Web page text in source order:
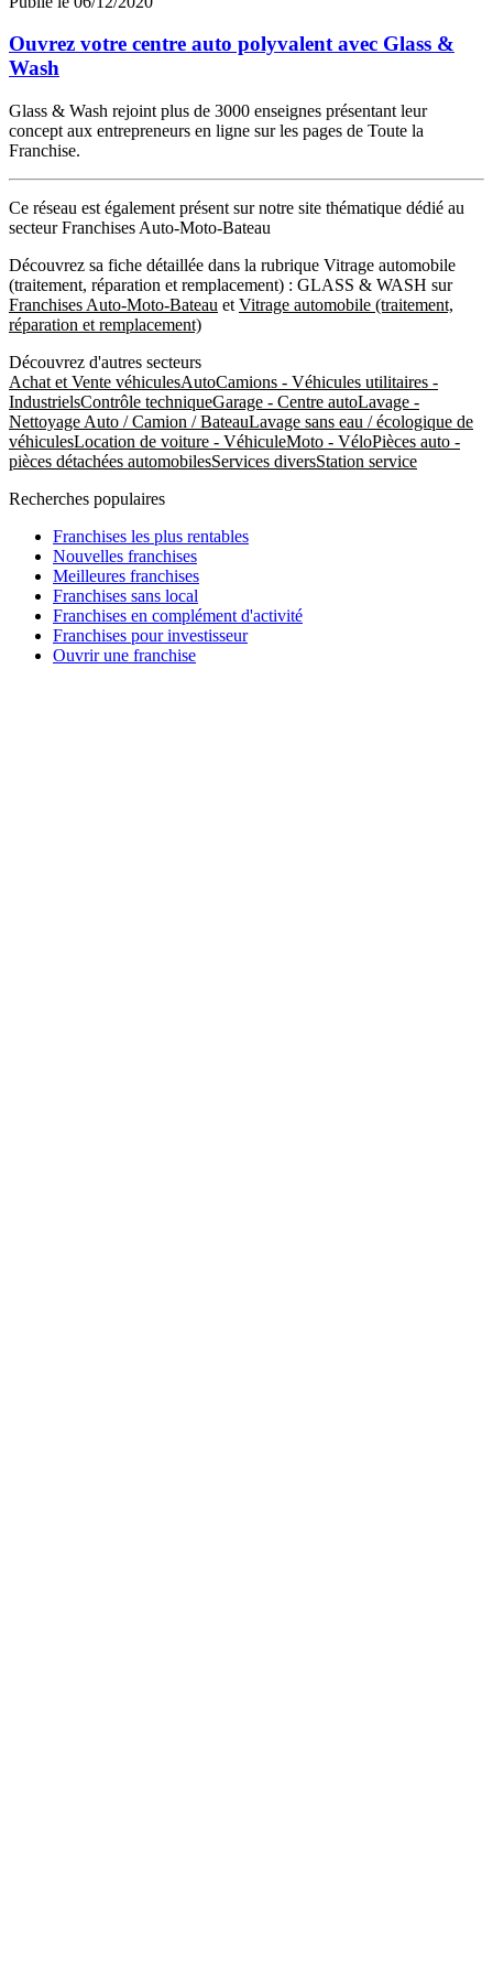
Nous choisir c’est faire le choix d’une enseigne dynamique avec une
C’est aussi le choix d’une enseigne innovante, performante et
rentable, vous êtes identifié comme centre auto polyvalent avec un
panel de services intéressants et de qualité pour le client.
Notre cabinet comptable et juridique vous accompagne dans la
création de votre entreprise, notre Directeur financier vous aidera
dans la réalisation du business plan et demande de prêt.
Enfin notre service marketing et info graphiste réalisera pour vous
les différents supports de communication.
Nous vous proposons un concept clés en main, vous n’avez qu’à
choisir le local et nous nous occupons du reste (Plv, signalétique,
logiciel, support administratif, site internet, matériels, outils,
consommables, calibreuse, groupe compresseur).
Quels sont les avantages financiers à choisir Glass & Wash ?
L’investissement global comprend tout ce qui est nécessaire à
l’ouverture : promotion de l’enseigne, équipement de
productivité, déploiement d’outils de communication et
nombre de postes à aménager, le véhicule de prêt client ainsi
que le système de calibrage camera
Marge moyenne > 70%
Retour sur investissement très rapide grâce à une rentabilité
dès les premiers mois
Coût d’achat maitrisé avec une centrale réseau
Ouvrez votre centre auto polyvalent avec Glass &
Wash
Glass & Wash rejoint plus de 3000 enseignes présentant leur
concept aux entrepreneurs en ligne sur les pages de Toute la
Franchise.
Ce réseau est également présent sur notre site thématique dédié au
secteur Franchises Auto-Moto-Bateau
Découvrez sa fiche détaillée dans la rubrique Vitrage automobile
(traitement, réparation et remplacement) : GLASS & WASH sur
Franchises Auto-Moto-Bateau et Vitrage automobile (traitement,
réparation et remplacement)
Découvrez d'autres secteurs
Achat et Vente véhiculesAutoCamions - Véhicules utilitaires -
IndustrielsContrôle techniqueGarage - Centre autoLavage -
Nettoyage Auto / Camion / BateauLavage sans eau / écologique de
véhiculesLocation de voiture - VéhiculeMoto - VéloPièces auto -
pièces détachées automobilesServices diversStation service
Recherches populaires
Franchises les plus rentables
Nouvelles franchises
Meilleures franchises
Franchises sans local
Franchises en complément d'activité
Franchises pour investisseur
Ouvrir une franchise